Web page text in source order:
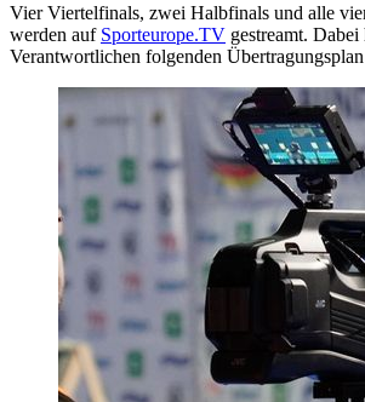
Vier Viertelfinals, zwei Halbfinals und alle
werden auf Sporteurope.TV gestreamt. Dabei
Verantwortlichen folgenden